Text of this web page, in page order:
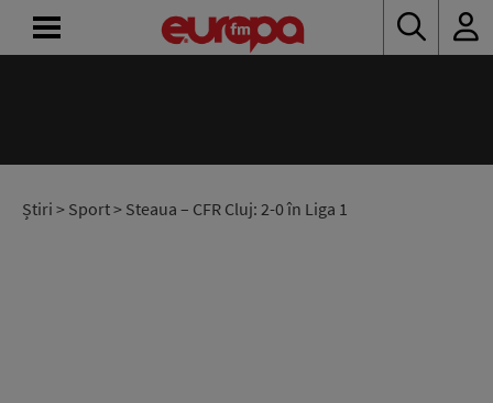
Știri > Sport> Steaua – CFR Cluj: 2-0 în Liga 1
RADIO